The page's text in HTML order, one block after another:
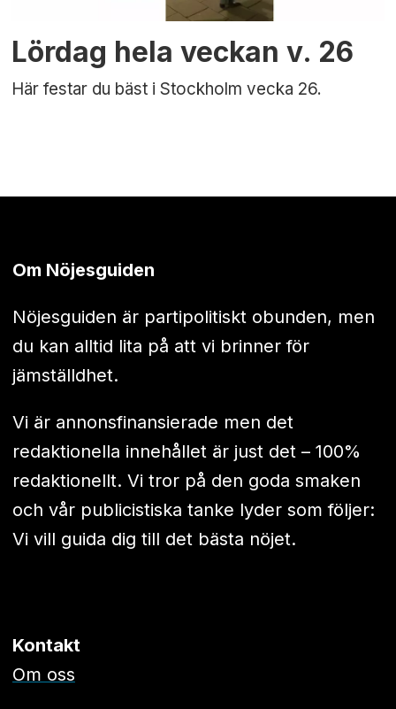
Lördag hela veckan v. 26
Här festar du bäst i Stockholm vecka 26.
Om Nöjesguiden
Nöjesguiden är partipolitiskt obunden, men
du kan alltid lita på att vi brinner för
jämställdhet.
Vi är annonsfinansierade men det
redaktionella innehållet är just det – 100%
redaktionellt. Vi tror på den goda smaken
och vår publicistiska tanke lyder som följer:
Vi vill guida dig till det bästa nöjet.
Kontakt
Om oss